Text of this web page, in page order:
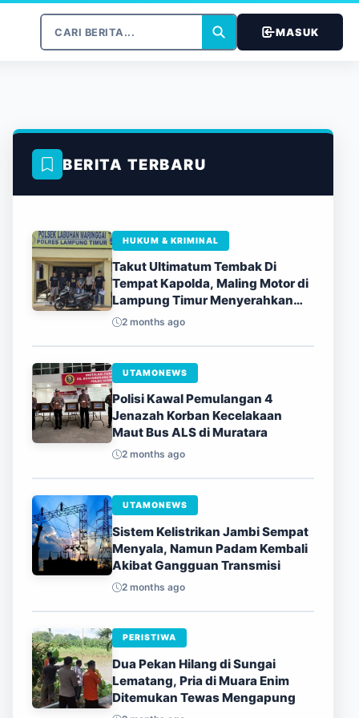
MASUK
BERITA TERBARU
HUKUM & KRIMINAL
Takut Ultimatum Tembak Di
Tempat Kapolda, Maling Motor di
Lampung Timur Menyerahkan
Diri2 months ago
UTAMONEWS
Polisi Kawal Pemulangan 4
Jenazah Korban Kecelakaan
Maut Bus ALS di Muratara
2 months ago
UTAMONEWS
Sistem Kelistrikan Jambi Sempat
Menyala, Namun Padam Kembali
Akibat Gangguan Transmisi
2 months ago
PERISTIWA
Dua Pekan Hilang di Sungai
Lematang, Pria di Muara Enim
Ditemukan Tewas Mengapung